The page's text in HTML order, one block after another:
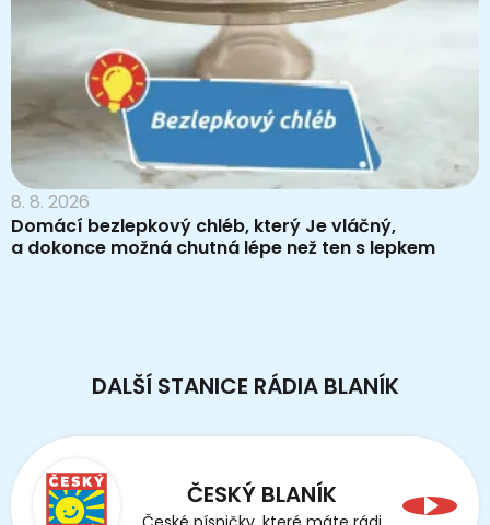
8. 8. 2026
Domácí bezlepkový chléb, který Je vláčný,
a dokonce možná chutná lépe než ten s lepkem
DALŠÍ STANICE RÁDIA BLANÍK
ČESKÝ BLANÍK